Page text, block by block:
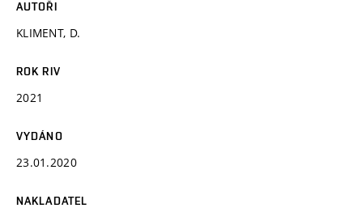
AUTOŘI
KLIMENT, D.
ROK RIV
2021
VYDÁNO
23.01.2020
NAKLADATEL